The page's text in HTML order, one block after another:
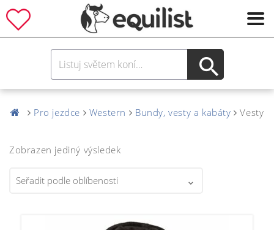
Pro jezdce Western Bundy, vesty a kabáty Vesty
Zobrazen jediný výsledek